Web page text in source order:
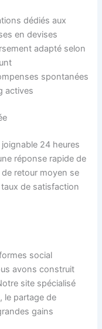
dédiés aux
en devises
adapté selon
spontanées
actives
24 heures
réponse rapide de
retour moyen se
de satisfaction
social
avons construit
site spécialisé
le partage de
gains